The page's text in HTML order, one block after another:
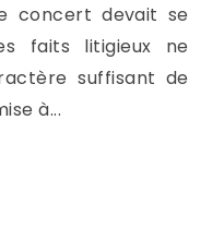
concert devait se
faits litigieux ne
suffisant de
à...